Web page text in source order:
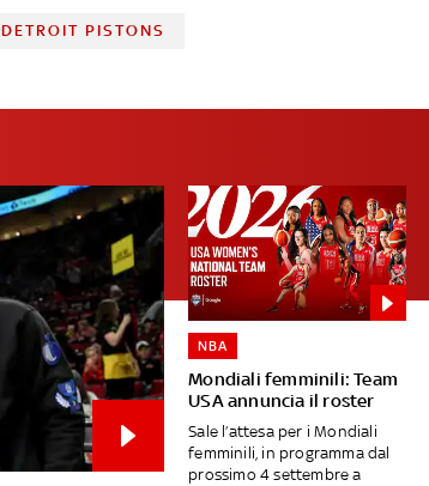
DETROIT PISTONS
Mondiali femminili: Team
USA annuncia il roster
NBA
Sale l’attesa per i Mondiali
femminili, in programma dal
prossimo 4 settembre a